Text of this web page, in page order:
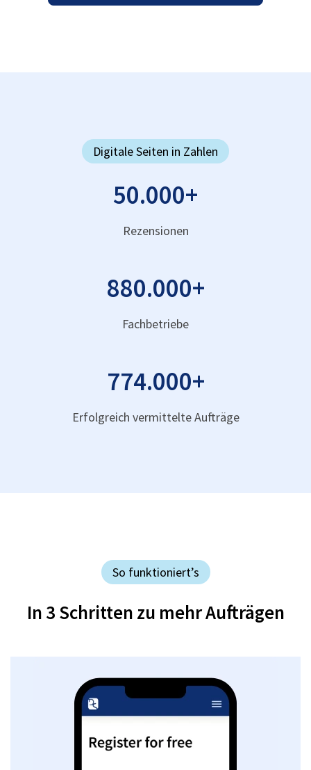
Digitale Seiten in Zahlen
50.000+
Rezensionen
880.000+
Fachbetriebe
774.000+
Erfolgreich vermittelte Aufträge
So funktioniert’s
In 3 Schritten zu mehr Aufträgen